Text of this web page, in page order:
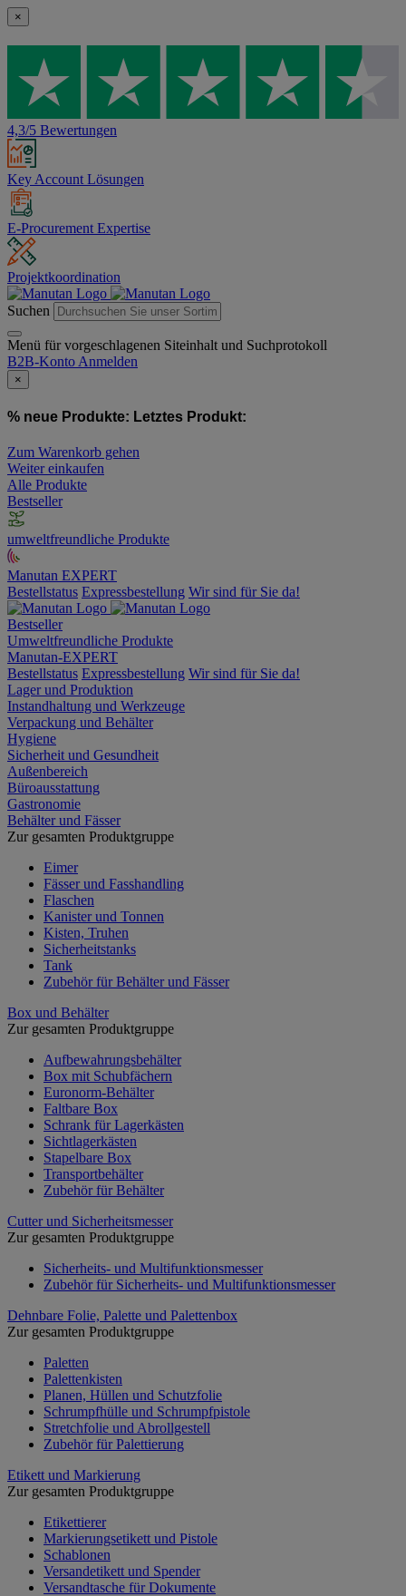
×
4,3/5 Bewertungen
Key Account Lösungen
E-Procurement Expertise
Projektkoordination
Suchen
Menü für vorgeschlagenen Siteinhalt und Suchprotokoll
B2B-Konto Anmelden
×
% neue Produkte: Letztes Produkt:
Zum Warenkorb gehen
Weiter einkaufen
Alle Produkte
Bestseller
umweltfreundliche Produkte
Manutan EXPERT
Bestellstatus Expressbestellung Wir sind für Sie da!
Bestseller
Umweltfreundliche Produkte
Manutan-EXPERT
Bestellstatus Expressbestellung Wir sind für Sie da!
Lager und Produktion
Instandhaltung und Werkzeuge
Verpackung und Behälter
Hygiene
Sicherheit und Gesundheit
Außenbereich
Büroausstattung
Gastronomie
Behälter und Fässer
Zur gesamten Produktgruppe
Eimer
Fässer und Fasshandling
Flaschen
Kanister und Tonnen
Kisten, Truhen
Sicherheitstanks
Tank
Zubehör für Behälter und Fässer
Box und Behälter
Zur gesamten Produktgruppe
Aufbewahrungsbehälter
Box mit Schubfächern
Euronorm-Behälter
Faltbare Box
Schrank für Lagerkästen
Sichtlagerkästen
Stapelbare Box
Transportbehälter
Zubehör für Behälter
Cutter und Sicherheitsmesser
Zur gesamten Produktgruppe
Sicherheits- und Multifunktionsmesser
Zubehör für Sicherheits- und Multifunktionsmesser
Dehnbare Folie, Palette und Palettenbox
Zur gesamten Produktgruppe
Paletten
Palettenkisten
Planen, Hüllen und Schutzfolie
Schrumpfhülle und Schrumpfpistole
Stretchfolie und Abrollgestell
Zubehör für Palettierung
Etikett und Markierung
Zur gesamten Produktgruppe
Etikettierer
Markierungsetikett und Pistole
Schablonen
Versandetikett und Spender
Versandtasche für Dokumente